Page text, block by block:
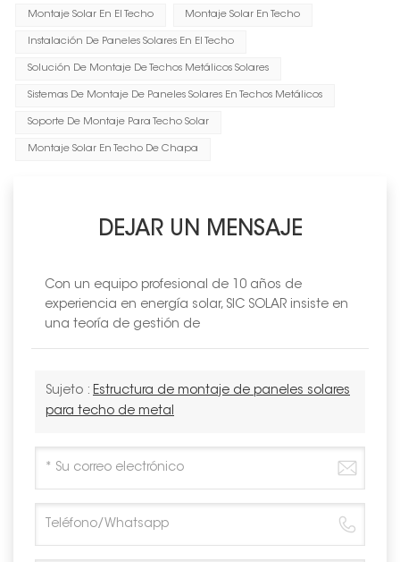
Montaje Solar En El Techo Montaje Solar En Techo
Instalación De Paneles Solares En El Techo
Solución De Montaje De Techos Metálicos Solares
Sistemas De Montaje De Paneles Solares En Techos Metálicos
Soporte De Montaje Para Techo Solar
Montaje Solar En Techo De Chapa
DEJAR UN MENSAJE
Con un equipo profesional de 10 años de
experiencia en energía solar, SIC SOLAR insiste en
una teoría de gestión de
Sujeto : Estructura de montaje de paneles solares
para techo de metal